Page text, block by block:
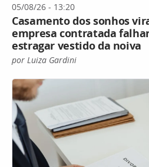
05/08/26 - 13:20
Casamento dos sonhos
empresa contratada
estragar vestido da noiva
por Luiza Gardini